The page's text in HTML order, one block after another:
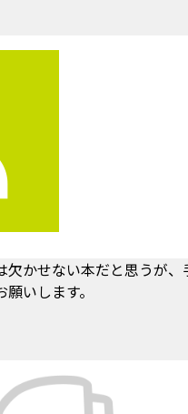
欠かせない本だと思うが、
いします。